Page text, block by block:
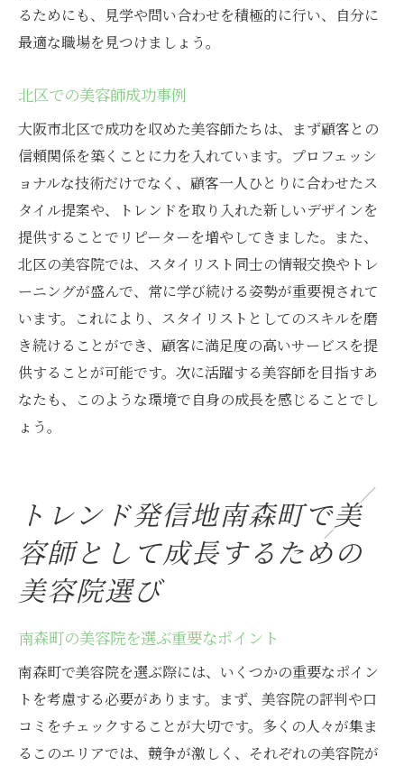
るためにも、見学や問い合わせを積極的に行い、自分に
最適な職場を見つけましょう。
北区での美容師成功事例
大阪市北区で成功を収めた美容師たちは、まず顧客との
信頼関係を築くことに力を入れています。プロフェッシ
ョナルな技術だけでなく、顧客一人ひとりに合わせたス
タイル提案や、トレンドを取り入れた新しいデザインを
提供することでリピーターを増やしてきました。また、
北区の美容院では、スタイリスト同士の情報交換やトレ
ーニングが盛んで、常に学び続ける姿勢が重要視されて
います。これにより、スタイリストとしてのスキルを磨
き続けることができ、顧客に満足度の高いサービスを提
供することが可能です。次に活躍する美容師を目指すあ
なたも、このような環境で自身の成長を感じることでし
ょう。
トレンド発信地南森町で美
容師として成長するための
美容院選び
南森町の美容院を選ぶ重要なポイント
南森町で美容院を選ぶ際には、いくつかの重要なポイン
トを考慮する必要があります。まず、美容院の評判や口
コミをチェックすることが大切です。多くの人々が集ま
るこのエリアでは、競争が激しく、それぞれの美容院が